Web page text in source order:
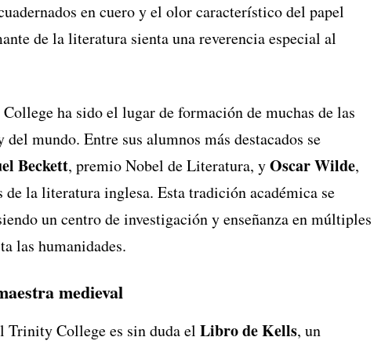
en cuero y el olor característico del papel
de la literatura sienta una reverencia especial al
ha sido el lugar de formación de muchas de las
mundo. Entre sus alumnos más destacados se
Beckett, premio Nobel de Literatura, yOscar Wilde,
de la literatura inglesa. Esta tradición académica se
un centro de investigación y enseñanza en múltiples
las humanidades.
medieval
Trinity College es sin duda el Libro de Kells, un